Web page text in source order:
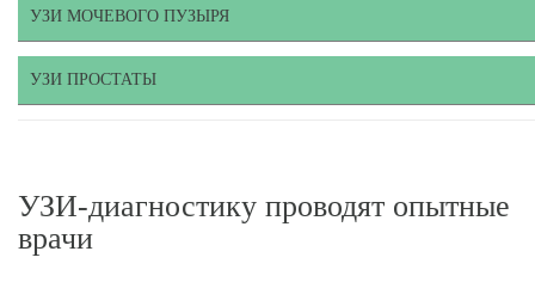
УЗИ МОЧЕВОГО ПУЗЫРЯ
УЗИ ПРОСТАТЫ
УЗИ-диагностику проводят опытные
врачи